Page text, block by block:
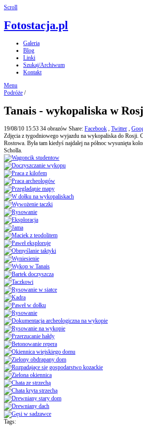
Scroll
Fotostacja.pl
Galeria
Blog
Linki
Szukaj/Archiwum
Kontakt
Menu
Podróże /
Tanais - wykopaliska w
19/08/10 15:53 34 obrazów Share: Facebook , Twitter ,
Zdjęcia z tygodniowego wyjazdu na wykopaliska do Rosji.
Rostowa. Była tam kiedyś najdalej na północ wysunięta
Scholla.
Tags: